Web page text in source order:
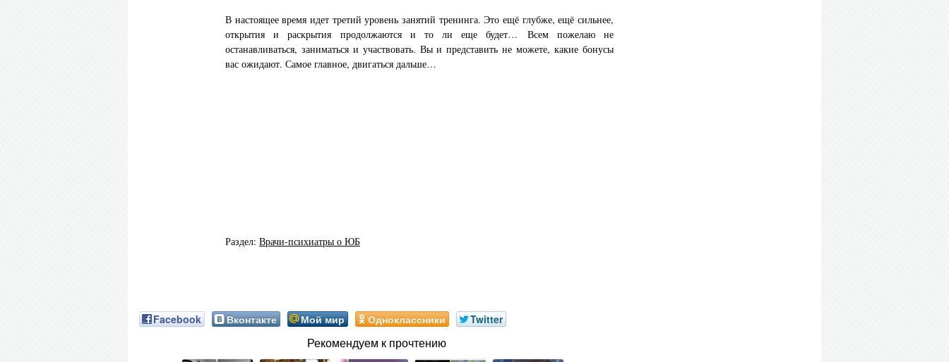
В настоящее время идет третий уровень занятий тренинга. Это ещё глубже, ещё сильнее,
открытия и раскрытия продолжаются и то ли еще будет… Всем пожелаю не
останавливаться, заниматься и участвовать. Вы и представить не можете, какие бонусы
вас ожидают. Самое главное, двигаться дальше…
Раздел: Врачи-психиатры о ЮБ
Facebook Вконтакте Мой мир Одноклассники Twitter
Рекомендуем к прочтению